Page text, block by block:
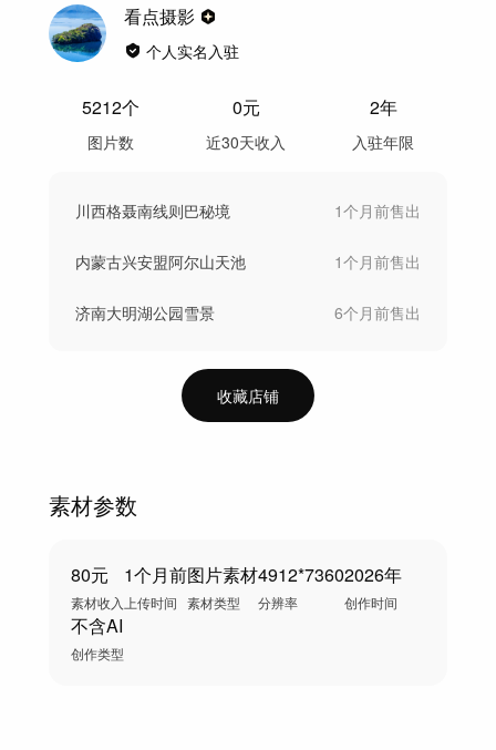
看点摄影
个人实名入驻
5212个
图片数
0元
近30天收入
2年
入驻年限
川西格聂南线则巴秘境 1个月前售出
内蒙古兴安盟阿尔山天池 1个月前售出
济南大明湖公园雪景 6个月前售出
收藏店铺
素材参数
80元
素材收入
1个月前
上传时间
图片素材
素材类型
4912*7360
分辨率
2026年
创作时间
不含AI
创作类型